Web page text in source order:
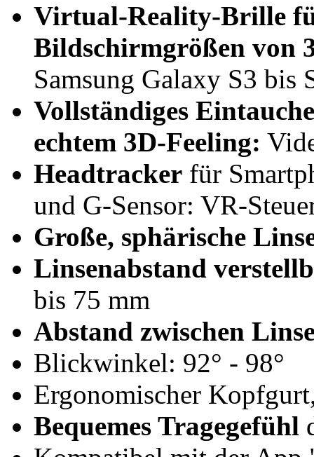
Virtual-Reality-Brille
Bildschirmgrößen von
Samsung Galaxy S3 bis
Vollständiges
echtem 3D-Feeling:
Headtracker für
und G-Sensor: VR-
Große, sphärische
Linsenabstand
bis 75 mm
Abstand zwischen
Blickwinkel: 92° - 98°
Ergonomischer
Bequemes Tragegefühl